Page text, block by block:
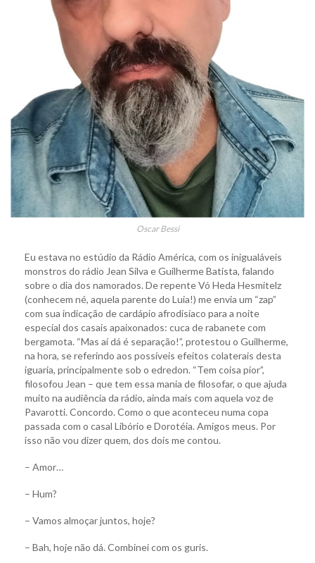
Oscar Bessi
Eu estava no estúdio da Rádio América, com os inigualáveis
monstros do rádio Jean Silva e Guilherme Batista, falando
sobre o dia dos namorados. De repente Vó Heda Hesmitelz
(conhecem né, aquela parente do Luia!) me envia um “zap”
com sua indicação de cardápio afrodisíaco para a noite
especial dos casais apaixonados: cuca de rabanete com
bergamota. “Mas aí dá é separação!”, protestou o Guilherme,
na hora, se referindo aos possíveis efeitos colaterais desta
iguaria, principalmente sob o edredon. “Tem coisa pior”,
filosofou Jean – que tem essa mania de filosofar, o que ajuda
muito na audiência da rádio, ainda mais com aquela voz de
Pavarotti. Concordo. Como o que aconteceu numa copa
passada com o casal Libório e Dorotéia. Amigos meus. Por
isso não vou dizer quem, dos dois me contou.
– Amor…
– Hum?
– Vamos almoçar juntos, hoje?
– Bah, hoje não dá. Combinei com os guris.